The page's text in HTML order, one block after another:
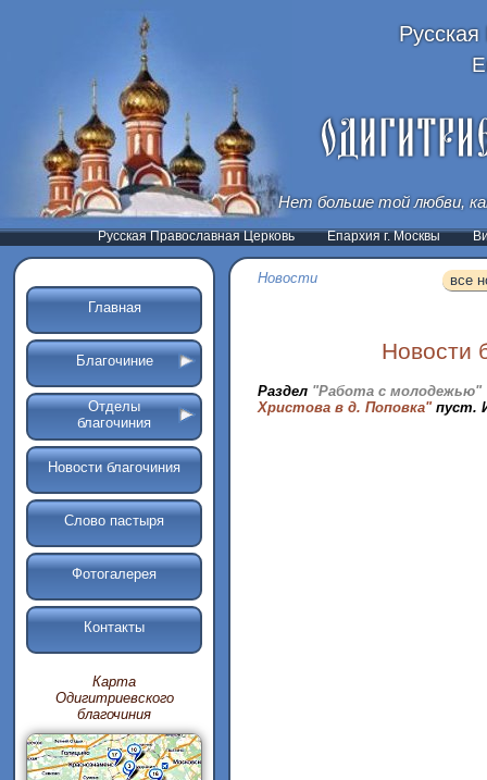
Нет больше той любви,
Русская Православная Церковь Епархия г. Москвы
Главная
Благочиние
Отделы
благочиния
Новости благочиния
Слово пастыря
Фотогалерея
Контакты
Карта
Одигитриевского
благочиния
Новости все
Новости
Раздел "Работа с молодежью"
Христова в д. Поповка"пуст.